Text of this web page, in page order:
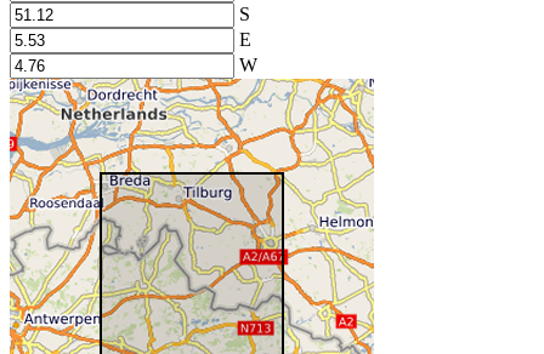
S
E
W